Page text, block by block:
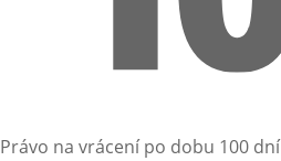
Právo na vrácení po dobu 100 dní